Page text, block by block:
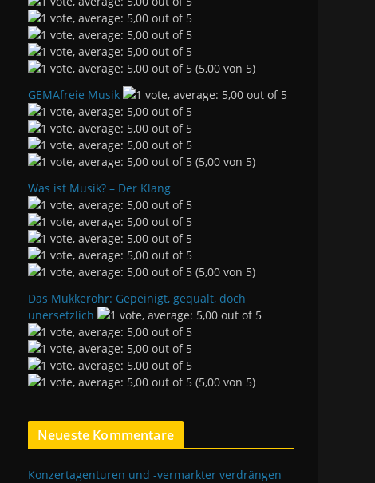
(5,00 von 5)
GEMAfreie Musik
(5,00 von 5)
Was ist Musik? – Der Klang
(5,00 von 5)
Das Mukkerohr: Gepeinigt, gequält, doch
unersetzlich
(5,00 von 5)
Neueste Kommentare
Konzertagenturen und -vermarkter verdrängen